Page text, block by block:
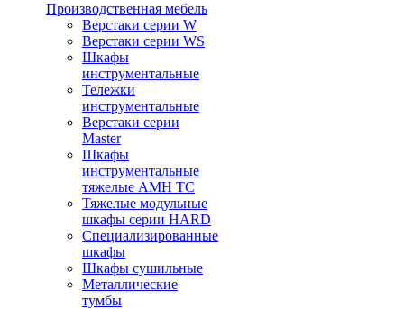
Производственная мебель
Верстаки серии W
Верстаки серии WS
Шкафы
инструментальные
Тележки
инструментальные
Верстаки серии
Master
Шкафы
инструментальные
тяжелые AMH TC
Тяжелые модульные
шкафы серии HARD
Cпециализированные
шкафы
Шкафы сушильные
Металлические
тумбы